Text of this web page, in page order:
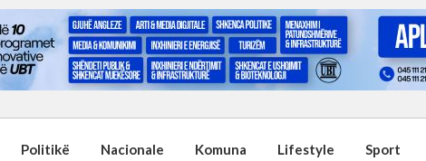
Politikë Nacionale Komuna Lifestyle Sport